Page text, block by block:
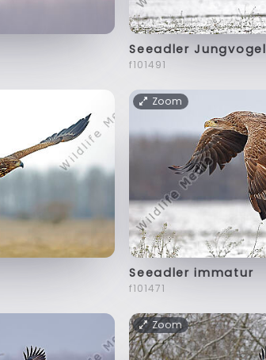
Seeadler Jungvogel
f101491
Zoom
Seeadler immatur
f101471
Zoom